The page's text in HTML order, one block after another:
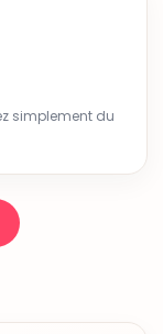
simplement du